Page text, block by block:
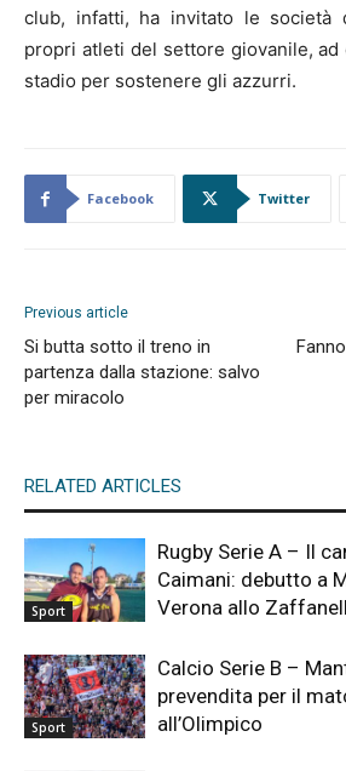
club, infatti, ha invitato le società
propri atleti del settore giovanile,
stadio per sostenere gli azzurri.
Facebook Twitter
Previous article
Si butta sotto il treno in
partenza dalla stazione: salvo
per miracolo
RELATED ARTICLES
Sport
Rugby Serie A – Il
Caimani: debutto a
Verona allo
Sport
Calcio Serie B –
prevendita per il
all’Olimpico